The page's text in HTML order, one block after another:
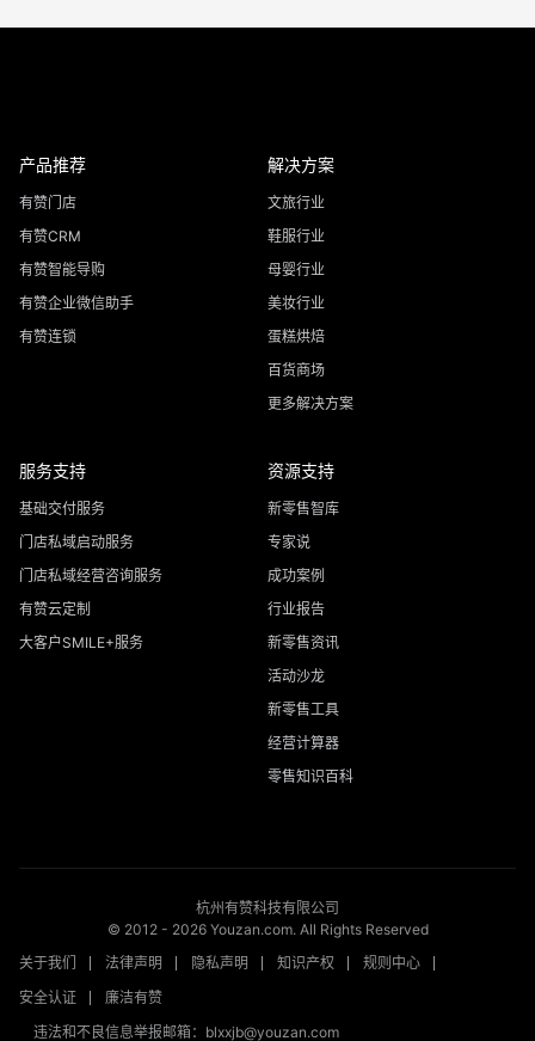
产品推荐
有赞门店
有赞CRM
有赞智能导购
有赞企业微信助手
有赞连锁
解决方案
文旅行业
鞋服行业
母婴行业
美妆行业
蛋糕烘焙
百货商场
更多解决方案
服务支持
基础交付服务
门店私域启动服务
门店私域经营咨询服务
有赞云定制
大客户SMILE+服务
资源支持
新零售智库
专家说
成功案例
行业报告
新零售资讯
活动沙龙
新零售工具
经营计算器
零售知识百科
杭州有赞科技有限公司
© 2012 - 2026Youzan.com. All Rights Reserved
关于我们
法律声明 隐私声明 知识产权
规则中心
安全认证
廉洁有赞
违法和不良信息举报邮箱：blxxjb@youzan.com